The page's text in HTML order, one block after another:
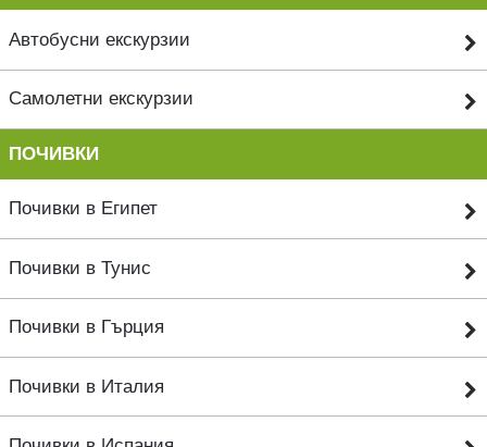
Автобусни екскурзии
Самолетни екскурзии
ПОЧИВКИ
Почивки в Египет
Почивки в Тунис
Почивки в Гърция
Почивки в Италия